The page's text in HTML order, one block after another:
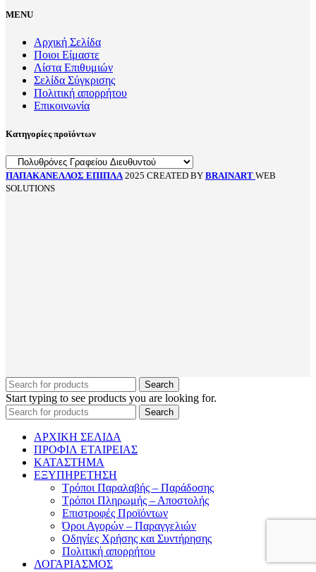
MENU
Αρχική Σελίδα
Ποιοι Είμαστε
Λίστα Επιθυμιών
Σελίδα Σύγκρισης
Πολιτική απορρήτου
Επικοινωνία
Κατηγορίες προϊόντων
ΠΑΠΑΚΑΝΕΛΛΟΣ ΕΠΙΠΛΑ 2025 CREATED BY BRAINART WEB
SOLUTIONS
Search
Start typing to see products you are looking for.
Search
ΑΡΧΙΚΗ ΣΕΛΙΔΑ
ΠΡΟΦΙΛ ΕΤΑΙΡΕΙΑΣ
ΚΑΤΑΣΤΗΜΑ
ΕΞΥΠΗΡΕΤΗΣΗ
Τρόποι Παραλαβής – Παράδοσης
Τρόποι Πληρωμής – Αποστολής
Επιστροφές Προϊόντων
Όροι Αγορών – Παραγγελιών
Οδηγίες Χρήσης και Συντήρησης
Πολιτική απορρήτου
ΛΟΓΑΡΙΑΣΜΟΣ